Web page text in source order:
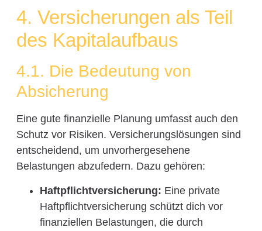
4. Versicherungen als Teil
des Kapitalaufbaus
4.1. Die Bedeutung von
Absicherung
Eine gute finanzielle Planung umfasst auch den
Schutz vor Risiken. Versicherungslösungen sind
entscheidend, um unvorhergesehene
Belastungen abzufedern. Dazu gehören:
Haftpflichtversicherung: Eine private
Haftpflichtversicherung schützt dich vor
finanziellen Belastungen, die durch